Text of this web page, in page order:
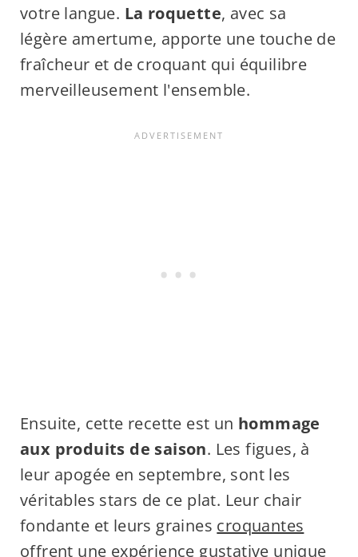
votre langue. La roquette, avec sa
légère amertume, apporte une touche de
fraîcheur et de croquant qui équilibre
merveilleusement l'ensemble.
Ensuite, cette recette est un hommage
aux produits de saison. Les figues, à
leur apogée en septembre, sont les
véritables stars de ce plat. Leur chair
fondante et leurs graines croquantes
offrent une expérience gustative unique